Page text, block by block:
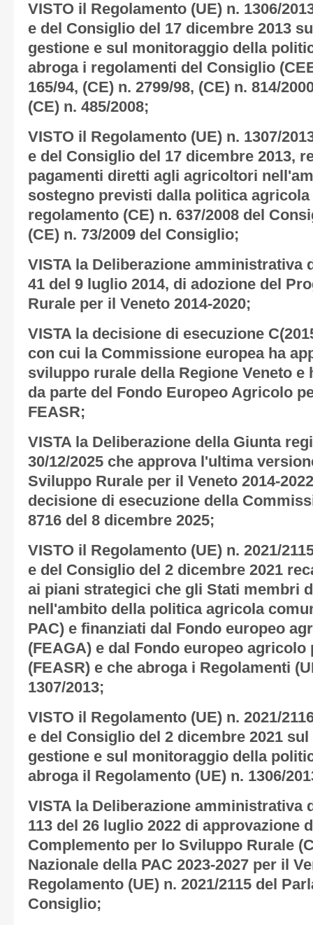
VISTO il Regolamento (UE) n. 1306/
e del Consiglio del 17 dicembre 2013
gestione e sul monitoraggio della
abroga i regolamenti del Consiglio
165/94, (CE) n. 2799/98, (CE) n. 814/
(CE) n. 485/2008;
VISTO il Regolamento (UE) n. 1307/
e del Consiglio del 17 dicembre 2013,
pagamenti diretti agli agricoltori
sostegno previsti dalla politica
regolamento (CE) n. 637/2008 del
(CE) n. 73/2009 del Consiglio;
VISTA la Deliberazione amministrativa
41 del 9 luglio 2014, di adozione del
Rurale per il Veneto 2014-2020;
VISTA la decisione di esecuzione
con cui la Commissione europea ha
sviluppo rurale della Regione Veneto
da parte del Fondo Europeo Agricolo
FEASR;
VISTA la Deliberazione della Giunta
30/12/2025 che approva l'ultima
Sviluppo Rurale per il Veneto 2014-
decisione di esecuzione della
8716 del 8 dicembre 2025;
VISTO il Regolamento (UE) n. 2021/
e del Consiglio del 2 dicembre 2021
ai piani strategici che gli Stati membri
nell'ambito della politica agricola
PAC) e finanziati dal Fondo europeo
(FEAGA) e dal Fondo europeo
(FEASR) e che abroga i Regolamenti
1307/2013;
VISTO il Regolamento (UE) n. 2021/
e del Consiglio del 2 dicembre 2021
gestione e sul monitoraggio della
abroga il Regolamento (UE) n. 1306/
VISTA la Deliberazione amministrativa
113 del 26 luglio 2022 di approvazione
Complemento per lo Sviluppo Rurale
Nazionale della PAC 2023-2027 per il
Regolamento (UE) n. 2021/2115 del
Consiglio;